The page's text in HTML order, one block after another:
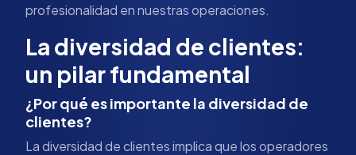
profesionalidad en nuestras operaciones.
La diversidad de clientes:
un pilar fundamental
¿Por qué es importante la diversidad de
clientes?
La diversidad de clientes implica que los operadores